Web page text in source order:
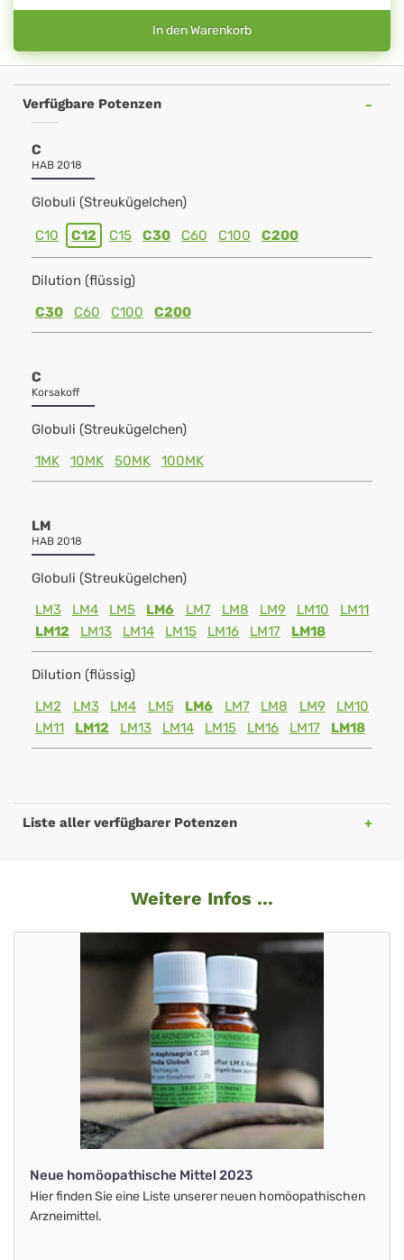
In den Warenkorb
Verfügbare Potenzen
C
HAB 2018
Globuli (Streukügelchen)
C10 C12 C15 C30 C60 C100 C200
Dilution (flüssig)
C30
C60 C100 C200
C
Korsakoff
Globuli (Streukügelchen)
1MK
10MK 50MK 100MK
LM
HAB 2018
Globuli (Streukügelchen)
LM3
LM4 LM5 LM6 LM7 LM8 LM9 LM10
LM11
LM12
LM13 LM14 LM15 LM16 LM17 LM18
Dilution (flüssig)
LM2
LM3 LM4 LM5 LM6 LM7 LM8 LM9
LM10
LM11
LM12 LM13 LM14 LM15 LM16 LM17 LM18
Liste aller verfügbarer Potenzen
Weitere Infos ...
Neue homöopathische Mittel 2023
Hier finden Sie eine Liste unserer neuen homöopathischen
Arzneimittel.